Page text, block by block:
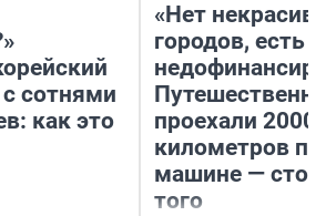
сотнями
как это
«Нет
городов, есть
проехали 2000
километров по
машине —
того